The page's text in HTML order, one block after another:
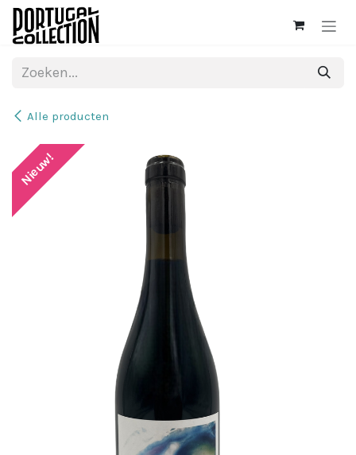
Overslaan naar inhoud
Alle producten
Nieuw!